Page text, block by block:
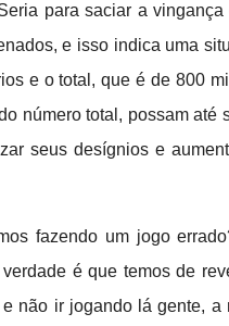
para saciar a
e isso indica uma
e o total, que é de 800
número total, possam até
seus desígnios e
fazendo um jogo
é que temos de
não ir jogando lá gente, a